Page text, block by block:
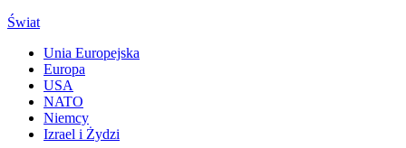
Świat
Unia Europejska
Europa
USA
NATO
Niemcy
Izrael i Żydzi